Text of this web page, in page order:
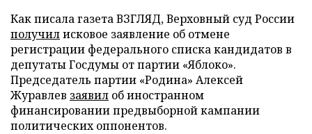
Как писала газета ВЗГЛЯД, Верховный суд России
получилисковое заявление об отмене
регистрации федерального списка кандидатов в
депутаты Госдумы от партии «Яблоко».
Председатель партии «Родина» Алексей
Журавлев заявил об иностранном
финансировании предвыборной кампании
политических оппонентов.